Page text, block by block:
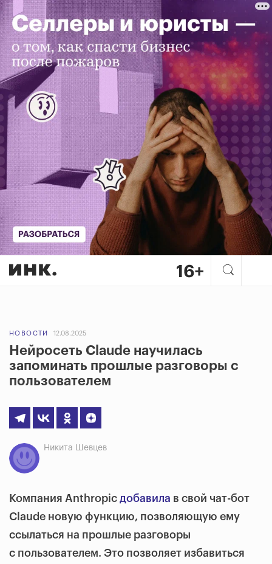
НОВОСТИ 12.08.2025
Нейросеть Claude научилась
запоминать прошлые разговоры с
пользователем
Никита Шевцев
Компания Anthropic добавила в свой чат-бот
Claude новую функцию, позволяющую ему
ссылаться на прошлые разговоры
с пользователем. Это позволяет избавиться